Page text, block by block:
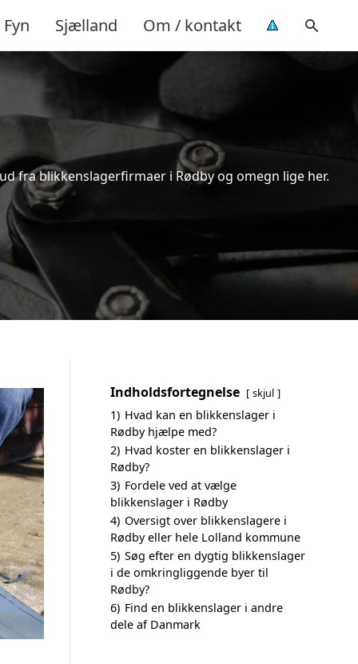
Fyn Sjælland Om / kontakt
fra blikkenslagerfirmaer i Rødby og omegn lige her.
Indholdsfortegnelse skjul
1) Hvad kan en blikkenslager i
Rødby hjælpe med?
2) Hvad koster en blikkenslager i
Rødby?
3) Fordele ved at vælge
blikkenslager i Rødby
4) Oversigt over blikkenslagere i
Rødby eller hele Lolland kommune
5) Søg efter en dygtig blikkenslager
i de omkringliggende byer til
Rødby?
6) Find en blikkenslager i andre
dele af Danmark